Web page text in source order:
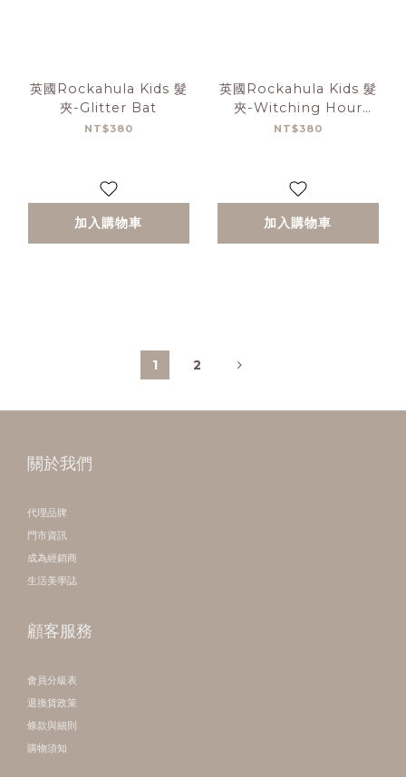
英國Rockahula Kids 髮
夾-Glitter Bat
NT$380
加入購物車
英國Rockahula Kids 髮
夾-Witching Hour
Glitter
NT$380
加入購物車
1 2
關於我們
代理品牌
門市資訊
成為經銷商
生活美學誌
顧客服務
會員分級表
退換貨政策
條款與細則
購物須知